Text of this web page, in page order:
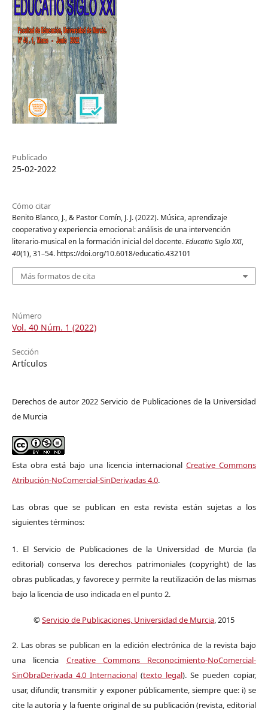
Publicado
25-02-2022
Cómo citar
Benito Blanco, J., & Pastor Comín, J. J. (2022). Música, aprendizaje
cooperativo y experiencia emocional: análisis de una intervención
literario-musical en la formación inicial del docente.Educatio Siglo XXI,
40(1), 31–54. https://doi.org/10.6018/educatio.432101
Más formatos de cita
Número
Vol. 40 Núm. 1 (2022)
Sección
Artículos
Derechos de autor 2022 Servicio de Publicaciones de la Universidad
de Murcia
Esta obra está bajo una licencia internacional Creative Commons
Atribución-NoComercial-SinDerivadas 4.0.
Las obras que se publican en esta revista están sujetas a los
siguientes términos:
1. El Servicio de Publicaciones de la Universidad de Murcia (la
editorial) conserva los derechos patrimoniales (copyright) de las
obras publicadas, y favorece y permite la reutilización de las mismas
bajo la licencia de uso indicada en el punto 2.
©Servicio de Publicaciones, Universidad de Murcia , 2015
2. Las obras se publican en la edición electrónica de la revista bajo
una licencia Creative Commons Reconocimiento-NoComercial-
SinObraDerivada 4.0 Internacional (texto legal). Se pueden copiar,
usar, difundir, transmitir y exponer públicamente, siempre que: i) se
cite la autoría y la fuente original de su publicación (revista, editorial